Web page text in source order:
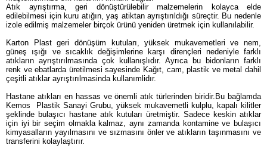
Bakırköy Bölgesi Çöp Konteyner Satış Noktası
Farklı boyutta renkte özel plastik çöp konteynerlerini
Sıfır Atık Kutusu Çöp Konteyneri
Uçak Plastik Çöp Konteyneri
Sıfır Atık ve Geri Dönüşüm Ürünleri
Arnavutköy Bölgesi Çöp Konteyner Satış Noktası
Atık ayrıştırma, geri dönüştürülebilir malzemelerin kolayca elde
edilebilmesi için kuru atığın, yaş atiktan ayrıştırıldığı süreçtir. Bu nedenle
izole edilmiş malzemeler birçok ürünü yeniden üretmek için kullanılabilir.
Karton Plast geri dönüşüm kutuları, yüksek mukavemetleri ve nem,
güneş ışığı ve sıcaklık değişimlerine karşı dirençleri nedeniyle farklı
atıkların ayrıştırılmasında çok kullanışlıdır. Ayrıca bu bidonların farklı
renk ve ebatlarda üretilmesi sayesinde Kağıt, cam, plastik ve metal dahil
çeşitli atıklar ayrıştırılmasinda kullanımlidır.
Hastane atıkları en hassas ve önemli atık türlerinden biridir.Bu bağlamda
Kemos Plastik Sanayi Grubu, yüksek mukavemetli kulplu, kapalı kilitler
şeklinde bulaşıcı hastane atık kutuları üretmiştir. Sadece keskin atıklar
için iyi bir seçim olmakla kalmaz, aynı zamanda kontamine ve bulaşıcı
kimyasalların yayılmasını ve sızmasını önler ve atıkların taşınmasını ve
transferini kolaylaştırır.